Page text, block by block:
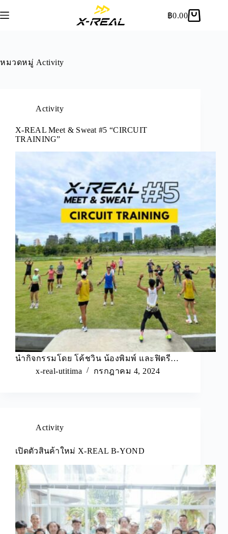
฿0.00
หมวดหมู่ Activity
Activity
X-REAL Meet & Sweat #5 “CIRCUIT
TRAINING”
นำกิจกรรมโดย โค้ชวิน น้องพิมพ์ และฟิตรี…
x-real-utitima
กรกฎาคม 4, 2024
Activity
เปิดตัวสินค้าใหม่ X-REAL B-YOND